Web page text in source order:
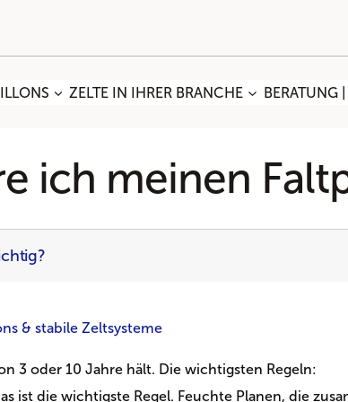
ZELTE IN IHRER BRANCHE BERATUNG
ich meinen
& stabile Zeltsysteme
3 oder 10 Jahre hält. Die wichtigsten Regeln:
ist die wichtigste Regel. Feuchte Planen, die